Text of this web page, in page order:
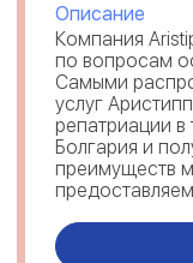
Описание
Компания
по вопросам
Самыми
услуг
репатриации в
Болгария и
преимуществ
по...